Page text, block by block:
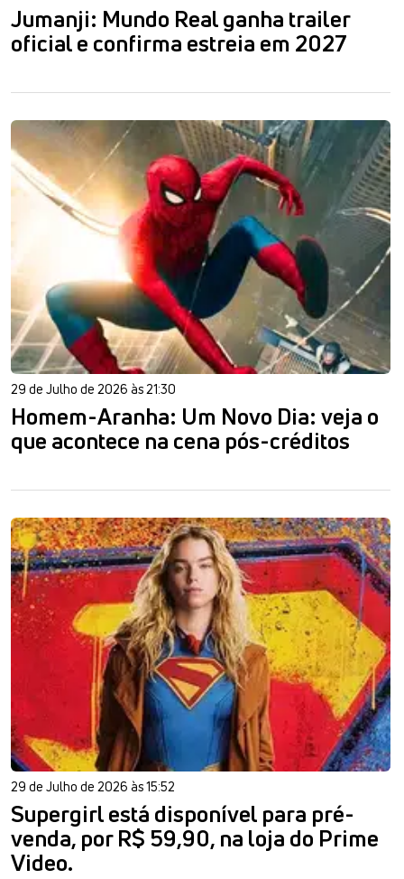
Jumanji: Mundo Real ganha trailer
oficial e confirma estreia em 2027
29 de Julho de 2026 às 21:30
Homem-Aranha: Um Novo Dia: veja o
que acontece na cena pós-créditos
29 de Julho de 2026 às 15:52
Supergirl está disponível para pré-
venda, por R$ 59,90, na loja do Prime
Video.